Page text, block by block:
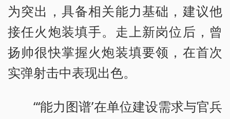
为突出，具备相关能力基础，建议他
接任火炮装填手。走上新岗位后，曾
扬帅很快掌握火炮装填要领，在首次
实弹射击中表现出色。
“‘能力图谱’在单位建设需求与官兵